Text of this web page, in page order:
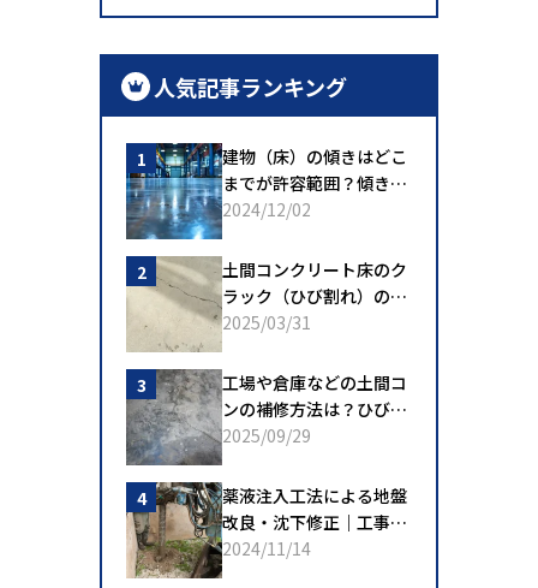
人気記事ランキング
建物（床）の傾きはどこ
までが許容範囲？傾きが
生まれる原因、補修方法
2024/12/02
土間コンクリート床のク
ラック（ひび割れ）の原
因は？種類別の対処方法
2025/03/31
工場や倉庫などの土間コ
ンの補修方法は？ひび割
れ・剥離・たわみ・傾斜
2025/09/29
薬液注入工法による地盤
改良・沈下修正｜工事内
容や他工法との違い
2024/11/14